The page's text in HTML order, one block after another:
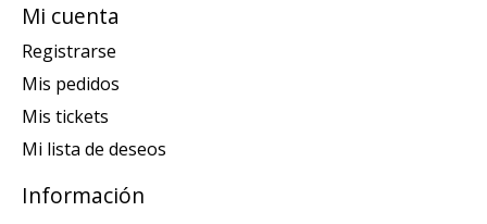
Mi cuenta
Registrarse
Mis pedidos
Mis tickets
Mi lista de deseos
Información